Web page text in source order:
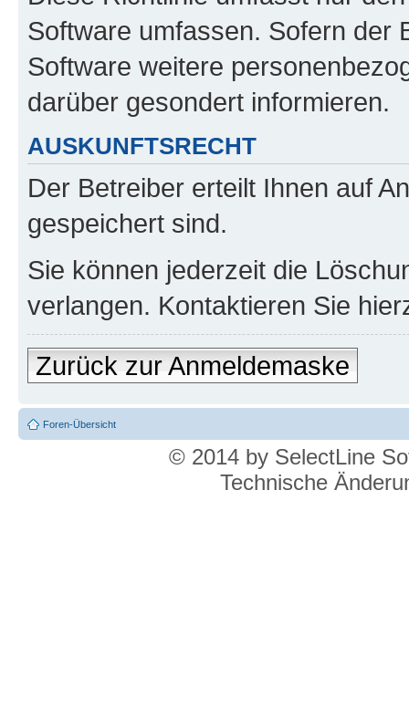
Software umfassen. Sofern der
Software weitere
darüber gesondert informieren.
AUSKUNFTSRECHT
Der Betreiber erteilt Ihnen auf
gespeichert sind.
Sie können jederzeit die
verlangen. Kontaktieren Sie
Zurück zur Anmeldemaske
Foren-Übersicht
© 2014 by SelectLine
Technische